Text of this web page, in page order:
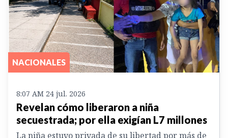
NACIONALES
8:07 AM 24 jul. 2026
Revelan cómo liberaron a niña
secuestrada; por ella exigían L7 millones
La niña estuvo privada de su libertad por más de